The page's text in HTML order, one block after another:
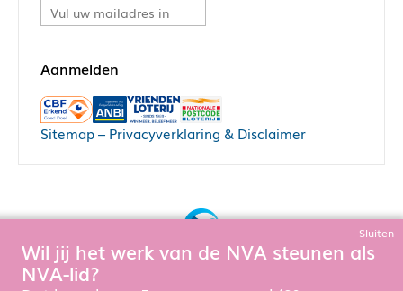
Sitemap– Privacyverklaring & Disclaimer
Sluiten
Wil jij het werk van de NVA steunen als
NVA-lid?